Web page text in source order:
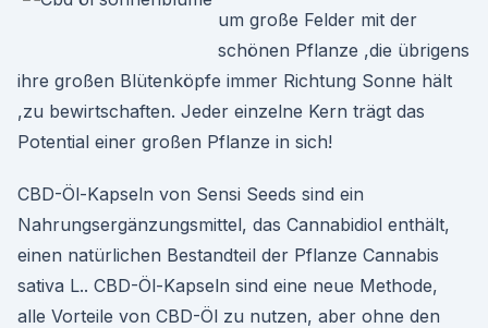
um große Felder mit der
schönen Pflanze ,die übrigens
ihre großen Blütenköpfe immer Richtung Sonne hält
,zu bewirtschaften. Jeder einzelne Kern trägt das
Potential einer großen Pflanze in sich!
CBD-Öl-Kapseln von Sensi Seeds sind ein
Nahrungsergänzungsmittel, das Cannabidiol enthält,
einen natürlichen Bestandteil der Pflanze Cannabis
sativa L.. CBD-Öl-Kapseln sind eine neue Methode,
alle Vorteile von CBD-Öl zu nutzen, aber ohne den